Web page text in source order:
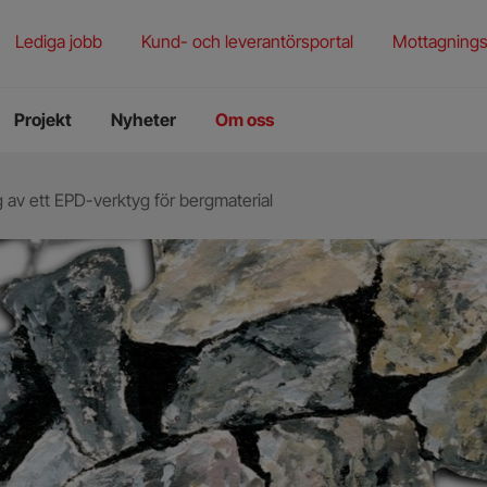
Lediga jobb Kund- och leverantörsportal
Projekt Nyheter Om oss
ett EPD-verktyg för bergmaterial